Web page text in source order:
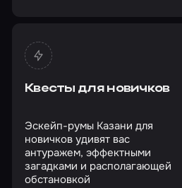
Квесты для новичков
Эскейп-румы Казани для
новичков удивят вас
антуражем, эффектными
загадками и располагающей
обстановкой